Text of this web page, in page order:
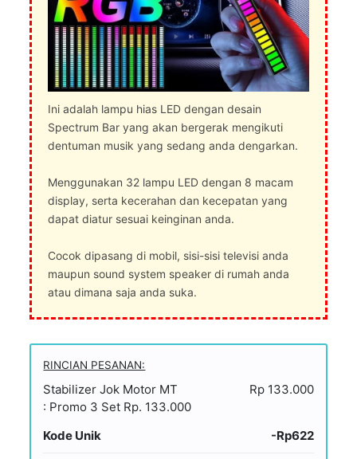
Ini adalah lampu hias LED dengan desain
Spectrum Bar yang akan bergerak mengikuti
dentuman musik yang sedang anda dengarkan.
Menggunakan 32 lampu LED dengan 8 macam
display, serta kecerahan dan kecepatan yang
dapat diatur sesuai keinginan anda.
Cocok dipasang di mobil, sisi-sisi televisi anda
maupun sound system speaker di rumah anda
atau dimana saja anda suka.
RINCIAN PESANAN:
Stabilizer Jok Motor MT
: Promo 3 Set Rp. 133.000
Rp 133.000
Kode Unik -Rp622